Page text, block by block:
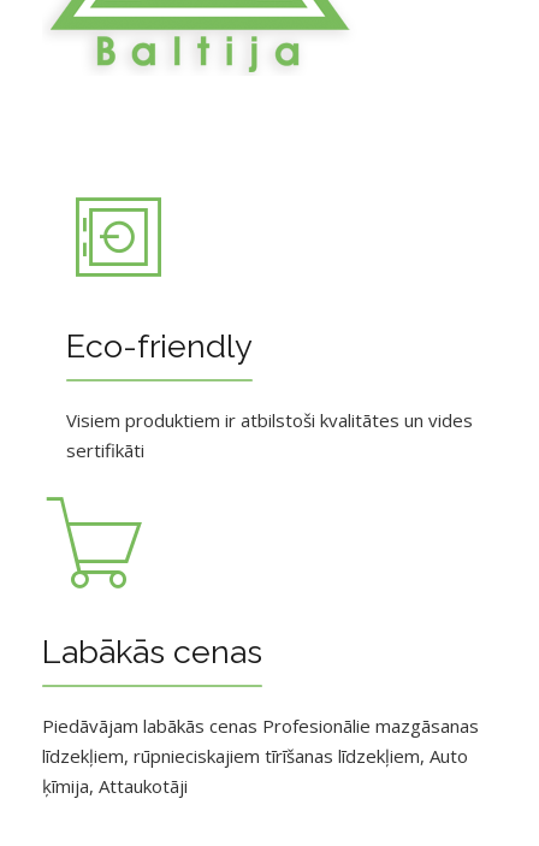
Eco-friendly
Visiem produktiem ir atbilstoši kvalitātes un vides
sertifikāti
Labākās cenas
Piedāvājam labākās cenas Profesionālie mazgāsanas
līdzekļiem, rūpnieciskajiem tīrīšanas līdzekļiem, Auto
ķīmija, Attaukotāji